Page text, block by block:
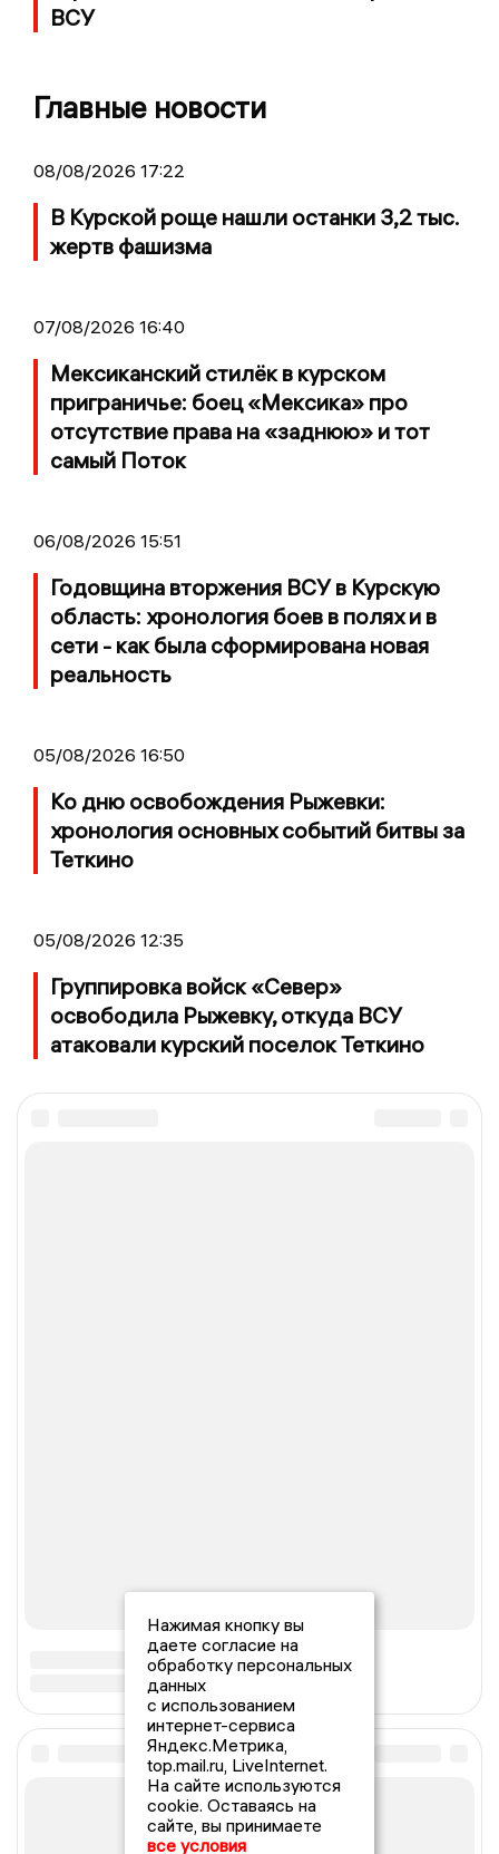
ВСУ
Главные новости
08/08/2026 17:22
В Курской роще нашли останки 3,2 тыс.
жертв фашизма
07/08/2026 16:40
Мексиканский стилёк в курском
приграничье: боец «Мексика» про
отсутствие права на «заднюю» и тот
самый Поток
06/08/2026 15:51
Годовщина вторжения ВСУ в Курскую
область: хронология боев в полях и в
сети - как была сформирована новая
реальность
05/08/2026 16:50
Ко дню освобождения Рыжевки:
хронология основных событий битвы за
Теткино
05/08/2026 12:35
Группировка войск «Север»
освободила Рыжевку, откуда ВСУ
атаковали курский поселок Теткино
Нажимая кнопку вы
даете согласие на
обработку персональных
данных
с использованием
интернет-сервиса
Яндекс.Метрика,
top.mail.ru, LiveInternet.
На сайте используются
cookie. Оставаясь на
сайте, вы принимаете
все условия